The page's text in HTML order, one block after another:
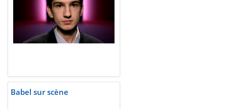
Babel sur scène